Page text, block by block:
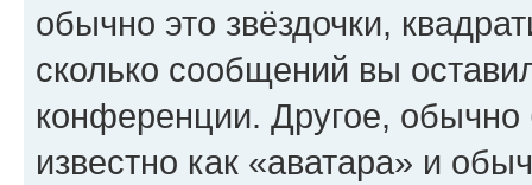
обычно это звёздочки,
сколько сообщений вы
конференции. Другое,
известно как «аватара» и